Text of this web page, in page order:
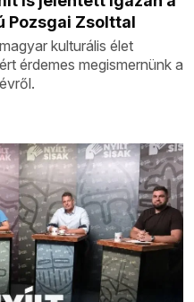
Pozsgai Zsolttal
kulturális élet
érdemes megismernünk a